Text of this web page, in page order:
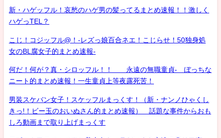
新・ハゲッフル！哀愁のハゲ男の髪ってるまとめ速報！！激しく
ハゲっTEL？
こじ！コジッフル@！-レズっ娘百合ネエ！こじらせ！50独身処
女のBL腐女子的まとめ速報-
何だ！何が？真・シロッフル！！ 永遠の無職童貞- ぼっちな
ニート的まとめ速報！一生童貞上等夜露死苦！
男装スケバン女子！スケッフルまっくす！（新・ナンノひゃくし
きっ!！ビー玉のおいぬさん的まとめ速報） 話題な事件からおも
しろ動画まで取り上げまっくす